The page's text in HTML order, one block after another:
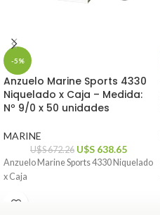
-5%
Anzuelo Marine Sports 4330
Niquelado x Caja – Medida:
Nº 9/0 x 50 unidades
MARINE
U$S672.26 U$S 638.65
Anzuelo Marine Sports 4330 Niquelado
x Caja